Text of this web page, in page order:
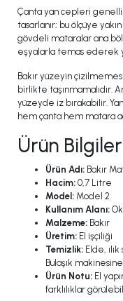
Çanta yan cepleri
tasarlanır; bu ölçüye
gövdeli mataralar ana
eşyalarla temas ederek
Bakır yüzeyin
birlikte
yüzeyde iz bırakabilir.
hem çanta hem matara
Ürün
Ürün Adı: Bakır
Hacim: 0,7 Litre
Model: Model 2
Kullanım Alanı:
Malzeme: Bakır
Üretim: El işçiliği
Temizlik: Elde,
Bulaşık
Ürün Notu: El
farklılıklar